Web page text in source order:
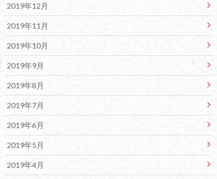
2019年12月
2019年11月
2019年10月
2019年9月
2019年8月
2019年7月
2019年6月
2019年5月
2019年4月